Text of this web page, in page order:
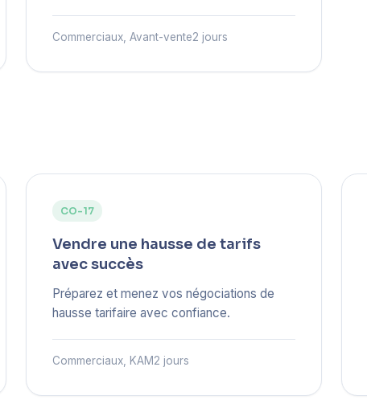
Commerciaux, Avant-vente2 jours
CO-17
Vendre une hausse de tarifs
avec succès
Préparez et menez vos négociations de
hausse tarifaire avec confiance.
Commerciaux, KAM2 jours